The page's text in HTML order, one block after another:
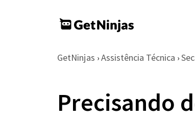
GetNinjas › Assistência Técnica ›
Precisando